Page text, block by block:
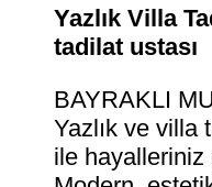
Yazlık Villa
tadilat ustası
BAYRAKLI
Yazlık ve villa
ile hayalleriniz